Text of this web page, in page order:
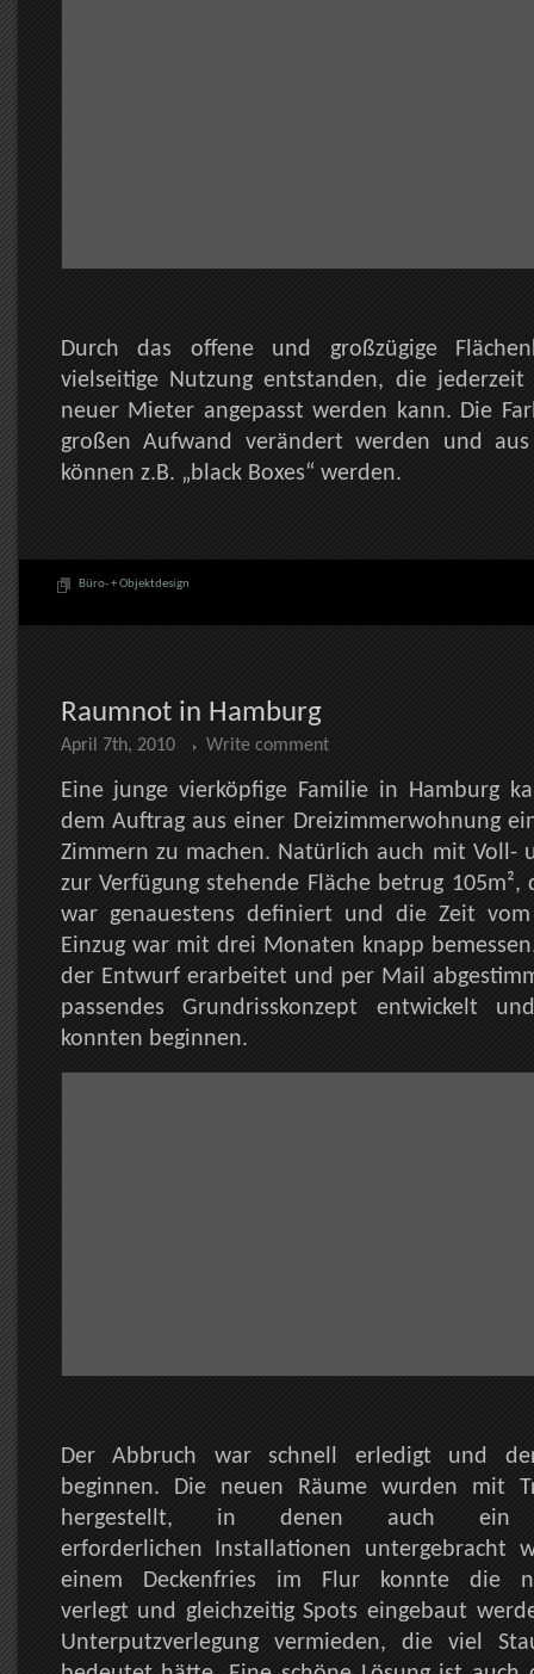
Durch das offene und großzügige
vielseitige Nutzung entstanden, die jederzeit
neuer Mieter angepasst werden kann. Die
großen Aufwand verändert werden und
können z.B. „black Boxes“ werden.
Büro- + Objektdesign
Raumnot in Hamburg
April 7th, 2010 Write comment
Eine junge vierköpfige Familie in Hamburg
dem Auftrag aus einer Dreizimmerwohnung
Zimmern zu machen. Natürlich auch mit Voll-
zur Verfügung stehende Fläche betrug 105m²,
war genauestens definiert und die Zeit
Einzug war mit drei Monaten knapp
der Entwurf erarbeitet und per Mail
passendes Grundrisskonzept entwickelt
konnten beginnen.
Der Abbruch war schnell erledigt und
beginnen. Die neuen Räume wurden mit
hergestellt, in denen auch ein
erforderlichen Installationen untergebracht
einem Deckenfries im Flur konnte die
verlegt und gleichzeitig Spots eingebaut
Unterputzverlegung vermieden, die viel